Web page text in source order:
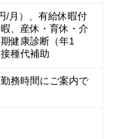
/月）、有給休暇付
、産休・育休・介
健康診断（年1
種代補助
務時間にご案内で